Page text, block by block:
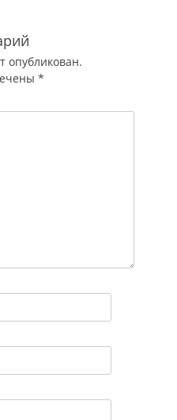
опубликован.
*